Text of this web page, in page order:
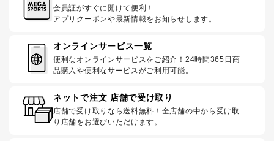
会員証がすぐに開けて便利！
アプリクーポンや最新情報をお知らせします。
オンラインサービス一覧
便利なオンラインサービスをご紹介！24時間365日商
品購入や便利なサービスがご利用可能。
ネットで注文 店舗で受け取り
店舗で受け取りなら送料無料！全店舗の中から受け取
り店舗をお選びいただけます。